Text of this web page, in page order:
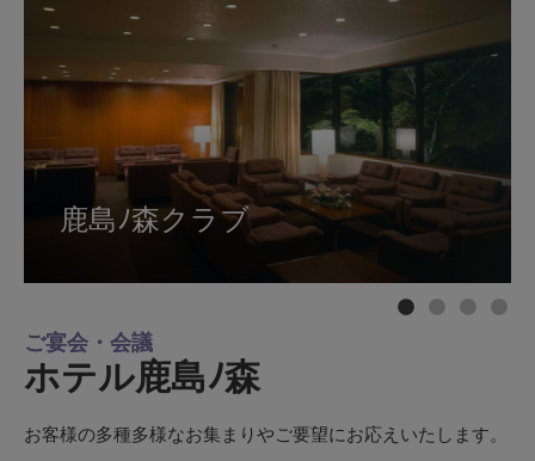
鹿島ﾉ森クラブ
鹿島ﾉ森クラブ
コンチネンタルルーム
鹿島ﾉ森ホール
ご宴会・会議
ホテル鹿島ﾉ森
お客様の多種多様なお集まりやご要望にお応えいたします。